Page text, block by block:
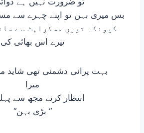
بس میری بہن تو اپنے چہرے سے
کیونکہ تیری مسکراہٹ سے
تیرے اس بھائی کی
بہت پرانی دشمنی تھی
میرا
انتظار کرنے مجھ سے
“بڑی بہن “